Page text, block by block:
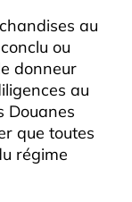
au
ou
donneur
au
Douanes
que toutes
régime